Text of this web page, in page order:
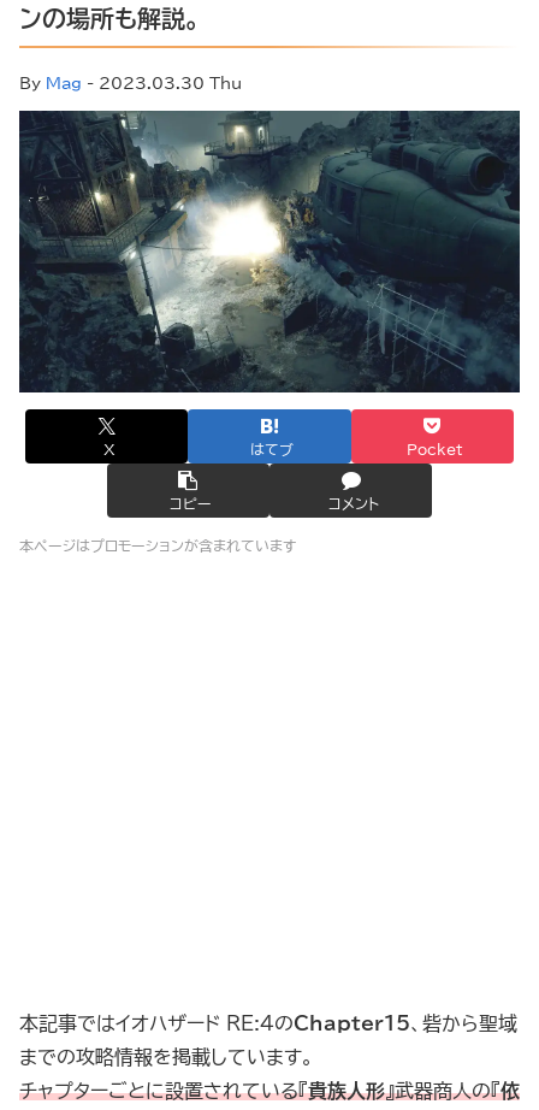
ンの場所も解説。
By Mag - 2023.03.30 Thu
X はてブ Pocket
コピー コメント
本ページはプロモーションが含まれています
本記事ではイオハザード RE:4のChapter15、砦から聖域
までの攻略情報を掲載しています。
チャプターごとに設置されている『貴族人形』武器商人の『依